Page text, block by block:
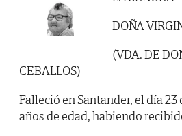
DOÑA
(VDA. DE
CEBALLOS)
Falleció en Santander, el día 23
años de edad, habiendo